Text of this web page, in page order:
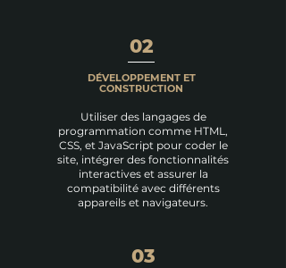
DÉVELOPPEMENT ET
CONSTRUCTION
Utiliser des langages de
programmation comme HTML,
CSS, et JavaScript pour coder le
site, intégrer des fonctionnalités
interactives et assurer la
compatibilité avec différents
appareils et navigateurs.
02
03